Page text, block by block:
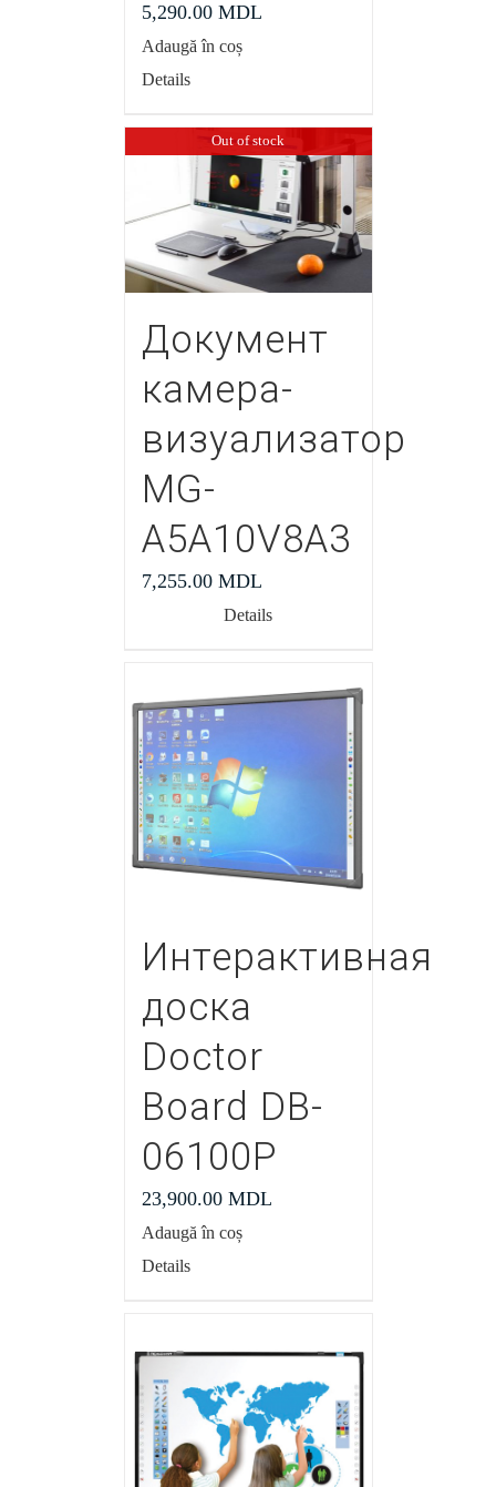
5,290.00 MDL
Adaugă în coș
Details
Out of stock
Документ
камера-
визуализатор
MG-
A5A10V8A3
7,255.00 MDL
Details
Интерактивная
доска
Doctor
Board DB-
06100P
23,900.00 MDL
Adaugă în coș
Details